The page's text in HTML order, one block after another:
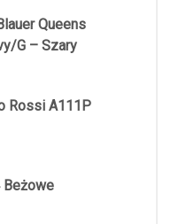
Queens
G – Szary
Rossi A111P
Beżowe